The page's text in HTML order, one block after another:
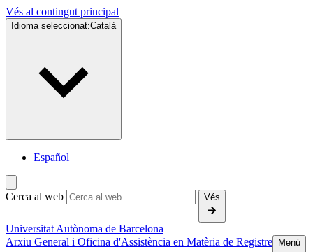
Vés al contingut principal
Idioma seleccionat:Català
Español
Cerca al web Vés
Universitat Autònoma de Barcelona
Arxiu General i Oficina d'Assistència en Matèria de Registre
Menú